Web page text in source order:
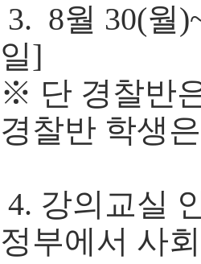
3. 8월 30(월
일]
※ 단 경찰반
경찰반 학생
4. 강의교실
정부에서 사